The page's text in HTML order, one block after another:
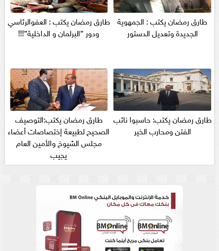
طارق رمضان يكتب : الجمهوية
الجديدة وتعديل الدستور
طارق رمضان يكتب : العفوالرئاسي
ودور ”البرلمان و الداخلية”!!!
طارق رمضان يكتب: حاسبوا نائب
الفتن ومحارب الخير
طارق رمضان يكتب:التوصيف
الصحيح لطبيعة إختصاصات أعضاء
مجلس الشيوخ والأمين العام
يجيب